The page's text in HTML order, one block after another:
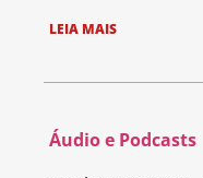
LEIA MAIS
Áudio e Podcasts